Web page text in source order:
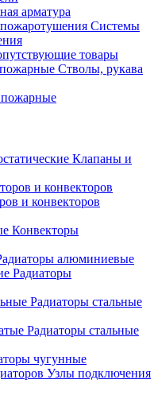
арматура
Системы
товары
Стволы, рукава
Клапаны и
и конвекторов
Конвекторы
алюминиевые
Радиаторы
Радиаторы стальные
Радиаторы стальные
чугунные
Узлы подключения